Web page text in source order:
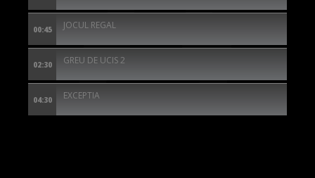
00:45 JOCUL REGAL
02:30 GREU DE UCIS 2
04:30 EXCEPTIA